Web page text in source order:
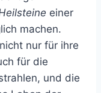
einer
machen.
nur für ihre
für die
und die